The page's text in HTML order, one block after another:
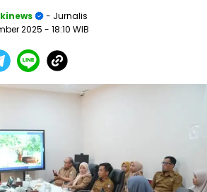
- Jurnalis
2025 - 18:10 WIB